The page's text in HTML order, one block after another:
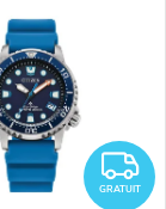
GRATUIT